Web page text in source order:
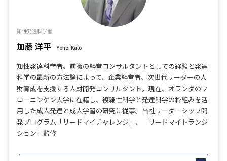
知性発達科学者
加藤 洋平 Yohei Kato
知性発達科学者。前職の経営コンサルタントとしての経験と発達
科学の最新の方法論によって、企業経営者、次世代リーダーの人
財育成を支援する人財開発コンサルタント。現在、オランダのフ
ローニンゲン大学に在籍し、複雑性科学と発達科学の枠組みを活
用した成人発達と成人学習の研究に従事。当社リーダーシップ開
発プログラム「リードマイチャレンジ」、「リードマイトランジ
ション」監修